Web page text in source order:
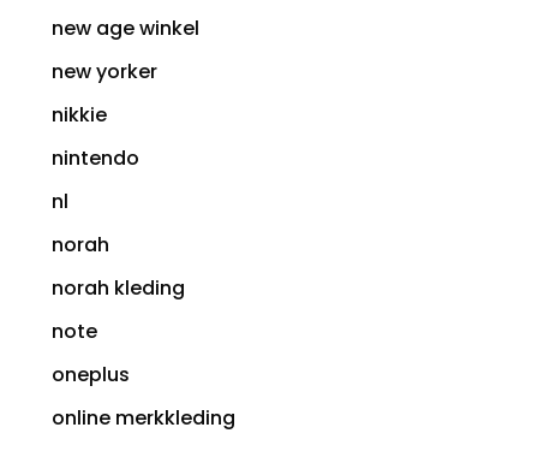
new age winkel
new yorker
nikkie
nintendo
nl
norah
norah kleding
note
oneplus
online merkkleding